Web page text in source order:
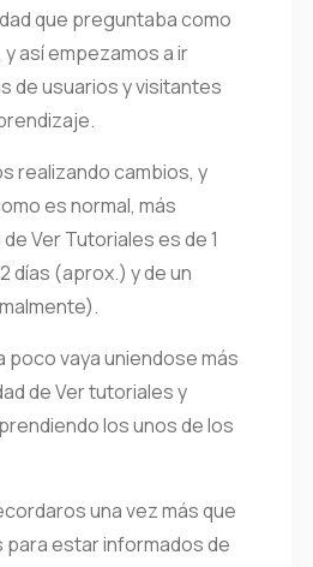
que preguntaba como
así empezamos a ir
de usuarios y visitantes
realizando cambios, y
es normal, más
Ver Tutoriales es de 1
días (aprox.) y de un
poco vaya uniendose más
de Ver tutoriales y
los unos de los
una vez más que
estar informados de